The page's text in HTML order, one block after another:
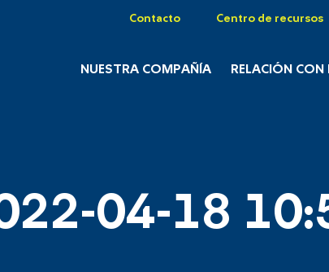
Contacto Centro de recursos
NUESTRA COMPAÑÍA RELACIÓN
04-18